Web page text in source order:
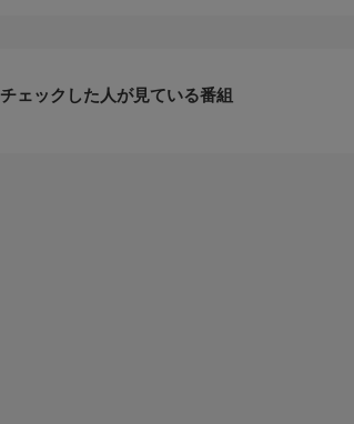
ェックした人が見ている番組